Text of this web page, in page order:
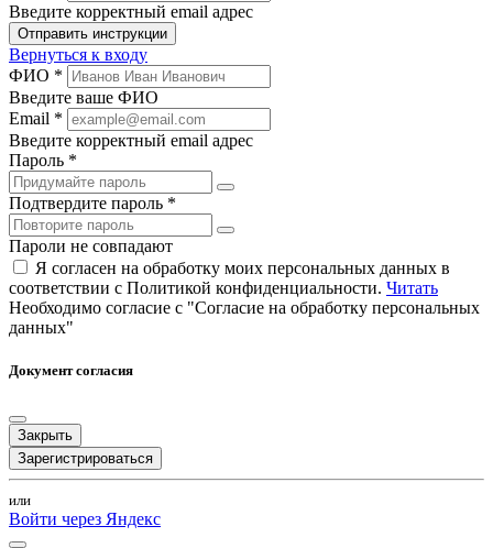
Введите корректный email адрес
Отправить инструкции
Вернуться к входу
ФИО *
Введите ваше ФИО
Email *
Введите корректный email адрес
Пароль *
Подтвердите пароль *
Пароли не совпадают
Я согласен на обработку моих персональных данных в
соответствии с Политикой конфиденциальности. Читать
Необходимо согласие с "Согласие на обработку персональных
данных"
Документ согласия
Закрыть
Зарегистрироваться
или
Войти через Яндекс